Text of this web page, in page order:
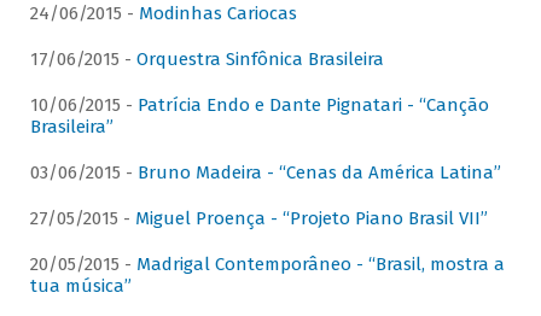
24/06/2015 - Modinhas Cariocas
17/06/2015 - Orquestra Sinfônica Brasileira
10/06/2015 - Patrícia Endo e Dante Pignatari - “Canção
Brasileira”
03/06/2015 - Bruno Madeira - “Cenas da América Latina”
27/05/2015 - Miguel Proença - “Projeto Piano Brasil VII”
20/05/2015 - Madrigal Contemporâneo - “Brasil, mostra a
tua música”